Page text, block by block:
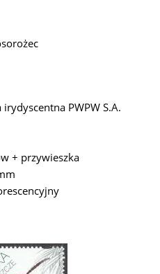
PWPW S.A.
+ przywieszka